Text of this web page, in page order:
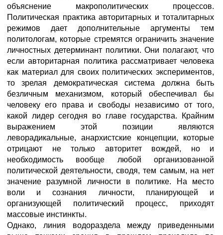
объяснение макрополитических процессов.
Политическая практика авторитарных и тоталитарных
режимов дает дополнительные аргументы тем
политологам, которые стремятся ограничить значение
личностных детерминант политики. Они полагают, что
если авторитарная политика рассматривает человека
как материал для своих политических экспериментов,
то зрелая демократическая система должна быть
безличным механизмом, который обеспечивал бы
человеку его права и свободы независимо от того,
какой лидер сегодня во главе государства. Крайним
выражением этой позиции являются
леворадикальные, анархистские концепции, которые
отрицают не только авторитет вождей, но и
необходимость вообще любой организованной
политической деятельности, сводя, тем самым, на нет
значение разумной личности в политике. На место
воли и сознания личности, планирующей и
организующей политический процесс, приходят
массовые инстинкты.
Однако, линия водораздела между приведенными